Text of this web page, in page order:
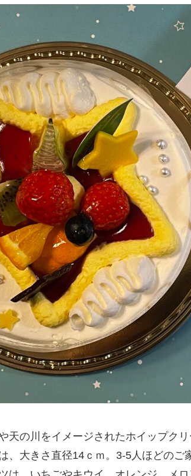
天の川をイメージされたホイップク
、大きさ直径14ｃｍ。3-5人ほどの